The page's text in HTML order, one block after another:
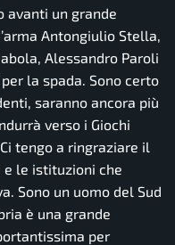
avanti un grande
Antongiulio Stella,
Alessandro Paroli
la spada. Sono certo
saranno ancora più
verso i Giochi
tengo a ringraziare il
e le istituzioni che
Sono un uomo del Sud
è una grande
per